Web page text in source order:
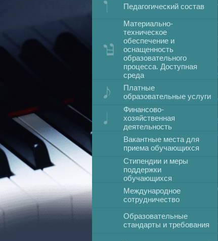
Педагогический состав
Материально-
техническое
обеспечение и
оснащенность
образовательного
процесса. Доступная
среда
Платные
образовательные услуги
Финансово-
хозяйственная
деятельность
Вакантные места для
приема обучающихся
Стипендии и меры
поддержки
обучающихся
Международное
сотрудничество
Образовательные
стандарты и требования